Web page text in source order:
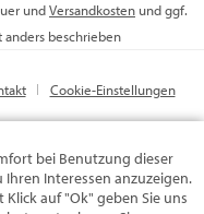
undVersandkosten und ggf.
beschrieben
Cookie-Einstellungen
bei Benutzung dieser
Interessen anzuzeigen.
auf "Ok" geben Sie uns